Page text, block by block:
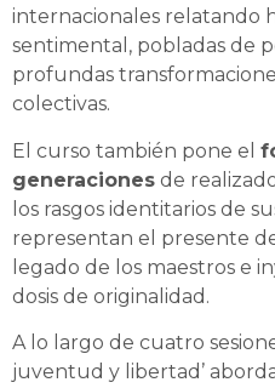
internacionales relatando
sentimental, pobladas de
profundas
colectivas.
El curso también pone el
generaciones de
los rasgos identitarios de
representan el presente
legado de los maestros e
dosis de originalidad.
A lo largo de cuatro
juventud y libertad’